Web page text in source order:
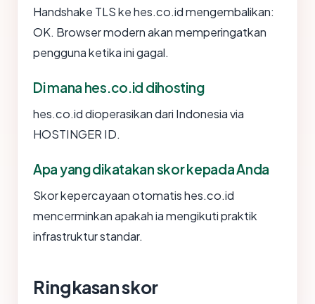
Handshake TLS ke hes.co.id mengembalikan:
OK. Browser modern akan memperingatkan
pengguna ketika ini gagal.
Di mana hes.co.id dihosting
hes.co.id dioperasikan dari Indonesia via
HOSTINGER ID.
Apa yang dikatakan skor kepada Anda
Skor kepercayaan otomatis hes.co.id
mencerminkan apakah ia mengikuti praktik
infrastruktur standar.
Ringkasan skor